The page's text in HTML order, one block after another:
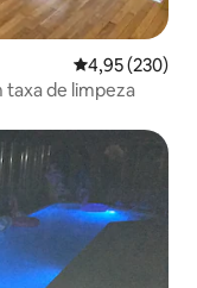
Classificação
4,95 (230)
taxa de limpeza